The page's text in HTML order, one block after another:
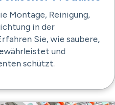
Montage, Reinigung,
in der
Sie, wie saubere,
und
schützt.